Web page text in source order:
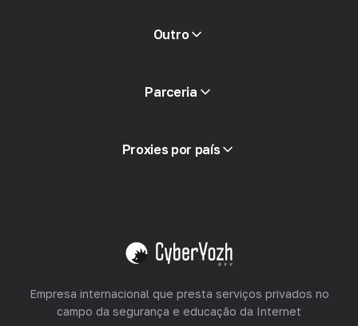
Outro
ACI Acesso
Parceria
Programa de parceria
Revendendo
Proxies por país
Ver tudo
Empresa internacional que presta serviços privados no
campo da segurança e educação da Internet